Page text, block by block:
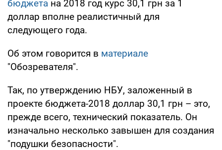
бюджета на 2018 год курс 30,1 грн за 1
доллар вполне реалистичный для
следующего года.
Об этом говорится в материале
"Обозревателя".
Так, по утверждению НБУ, заложенный в
проекте бюджета-2018 доллар 30,1 грн – это,
прежде всего, технический показатель. Он
изначально несколько завышен для создания
"подушки безопасности".